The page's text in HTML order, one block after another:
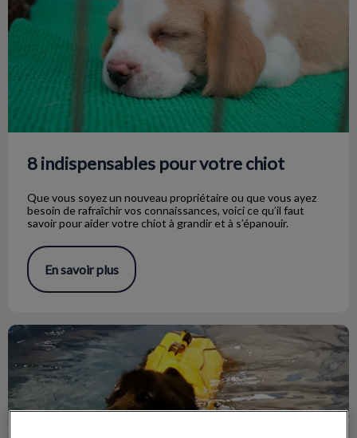
8 indispensables pour votre chiot
Que vous soyez un nouveau propriétaire ou que vous ayez
besoin de rafraîchir vos connaissances, voici ce qu’il faut
savoir pour aider votre chiot à grandir et à s’épanouir.
En savoir plus
Thérapie par la natation